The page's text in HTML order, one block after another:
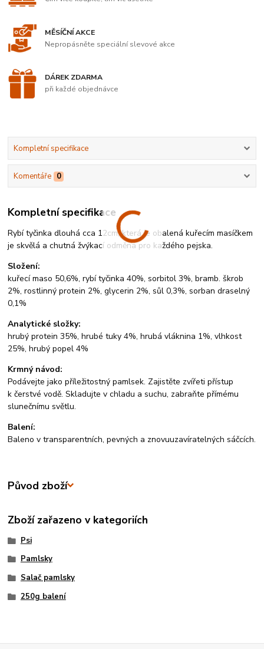
MĚSÍČNÍ AKCE
Nepropásněte speciální slevové akce
DÁREK ZDARMA
při každé objednávce
Kompletní specifikace
Komentáře 0
Kompletní specifikace
Rybí tyčinka dlouhá cca 12cm, která je obalená kuřecím masíčkem
je skvělá a chutná žvýkací odměna pro každého pejska.
Složení:
kuřecí maso 50,6%, rybí tyčinka 40%, sorbitol 3%, bramb. škrob
2%, rostlinný protein 2%, glycerin 2%, sůl 0,3%, sorban draselný
0,1%
Analytické složky:
hrubý protein 35%, hrubé tuky 4%, hrubá vláknina 1%, vlhkost
25%, hrubý popel 4%
Krmný návod:
Podávejte jako příležitostný pamlsek. Zajistěte zvířeti přístup
k čerstvé vodě. Skladujte v chladu a suchu, zabraňte přímému
slunečnímu světlu.
Balení:
Baleno v transparentních, pevných a znovuuzavíratelných sáčcích.
Původ zboží
Zboží zařazeno v kategoriích
Psi
Pamlsky
Salač pamlsky
250g balení